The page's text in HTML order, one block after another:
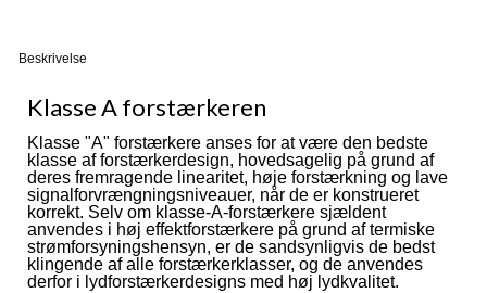
Beskrivelse
Klasse A forstærkeren
Klasse "A" forstærkere anses for at være den bedste
klasse af forstærkerdesign, hovedsagelig på grund af
deres fremragende linearitet, høje forstærkning og lave
signalforvrængningsniveauer, når de er konstrueret
korrekt. Selv om klasse-A-forstærkere sjældent
anvendes i høj effektforstærkere på grund af termiske
strømforsyningshensyn, er de sandsynligvis de bedst
klingende af alle forstærkerklasser, og de anvendes
derfor i lydforstærkerdesigns med høj lydkvalitet.